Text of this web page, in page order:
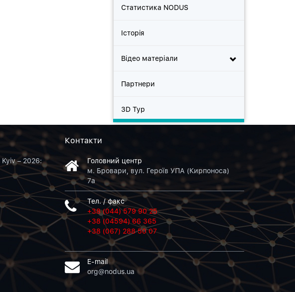
Статистика NODUS
Iсторiя
Відео матеріали
Партнери
3D Тур
– 2026:
Контакти
Головний центр
м. Бровари, вул. Героїв УПА (Кирпоноса)
7а
Тел. / факс
+38 (044) 579 90 25
+38 (04594) 66 365
+38 (067) 288 50 07
E-mail
org@nodus.ua